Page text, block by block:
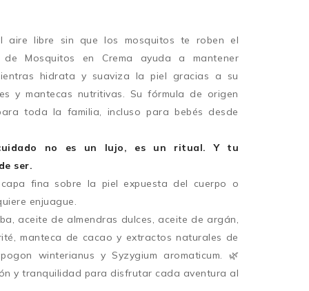
aire libre sin que los mosquitos te roben el
de Mosquitos en Crema ayuda a mantener
hidrata y suaviza la piel gracias a su
y mantecas nutritivas. Su fórmula de origen
toda la familia, incluso para bebés desde
no es un lujo, es un ritual. Y tu
ser.
fina sobre la piel expuesta del cuerpo o
enjuague.
aceite de almendras dulces, aceite de argán,
manteca de cacao y extractos naturales de
winterianus y Syzygium aromaticum. 🌿
y tranquilidad para disfrutar cada aventura al